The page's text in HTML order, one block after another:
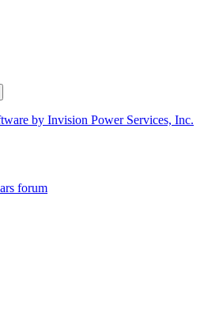
by Invision Power Services, Inc.
forum